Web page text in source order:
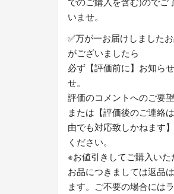
いませ。
✅万が一お届けしました
がございましたら
必ず【評価前に】お知ら
せ。
評価のコメントへのご要
または【評価後のご連絡
由でも対応致しかねます
ください。
※お値引きしてご購入いた
お品につきましては返品
ます。ご不要の場合には